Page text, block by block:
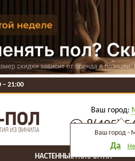
‒ 21:00
Ваш город:
Ваш город -
Да
8(495)
НАСТЕННЫЕ ПОКРЫТИЯ